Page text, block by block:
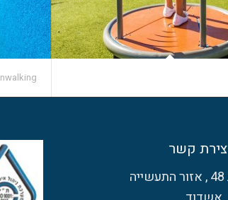
קשר
המתכת 48 , אזור התעשייה